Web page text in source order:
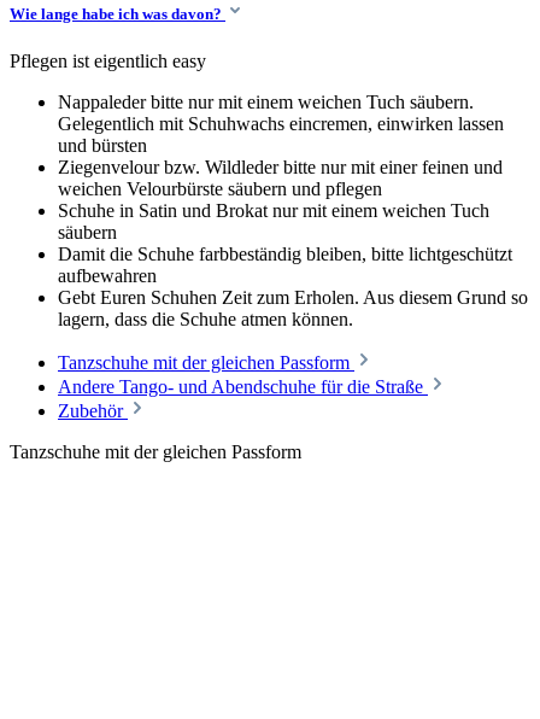
Wie lange habe ich was davon?
Pflegen ist eigentlich easy
Nappaleder bitte nur mit einem weichen Tuch säubern.
Gelegentlich mit Schuhwachs eincremen, einwirken lassen
und bürsten
Ziegenvelour bzw. Wildleder bitte nur mit einer feinen und
weichen Velourbürste säubern und pflegen
Schuhe in Satin und Brokat nur mit einem weichen Tuch
säubern
Damit die Schuhe farbbeständig bleiben, bitte lichtgeschützt
aufbewahren
Gebt Euren Schuhen Zeit zum Erholen. Aus diesem Grund so
lagern, dass die Schuhe atmen können.
Tanzschuhe mit der gleichen Passform
Andere Tango- und Abendschuhe für die Straße
Zubehör
Tanzschuhe mit der gleichen Passform